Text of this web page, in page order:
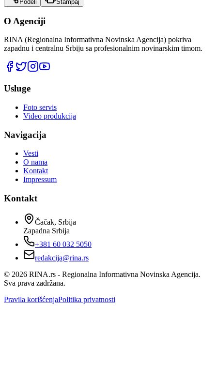
Podeli Štampaj
O Agenciji
RINA (Regionalna Informativna Novinska Agencija) pokriva
zapadnu i centralnu Srbiju sa profesionalnim novinarskim timom.
Usluge
Foto servis
Video produkcija
Navigacija
Vesti
O nama
Kontakt
Impressum
Kontakt
Čačak, Srbija
Zapadna Srbija
+381 60 032 5050
redakcija@rina.rs
© 2026 RINA.rs - Regionalna Informativna Novinska Agencija.
Sva prava zadržana.
Pravila korišćenjaPolitika privatnosti